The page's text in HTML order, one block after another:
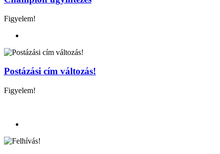
Figyelem!
Postázási cím változás!
Figyelem!